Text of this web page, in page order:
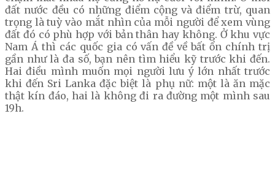
đất nước đều có những điểm cộng và điểm trừ, quan
trọng là tuỳ vào mắt nhìn của mỗi người để xem vùng
đất đó có phù hợp với bản thân hay không. Ở khu vực
Nam Á thì các quốc gia có vấn đề về bất ổn chính trị
gần như là đa số, bạn nên tìm hiểu kỹ trước khi đến.
Hai điều mình muốn mọi người lưu ý lớn nhất trước
khi đến Sri Lanka đặc biệt là phụ nữ: một là ăn mặc
thật kín đáo, hai là không đi ra đường một mình sau
19h.